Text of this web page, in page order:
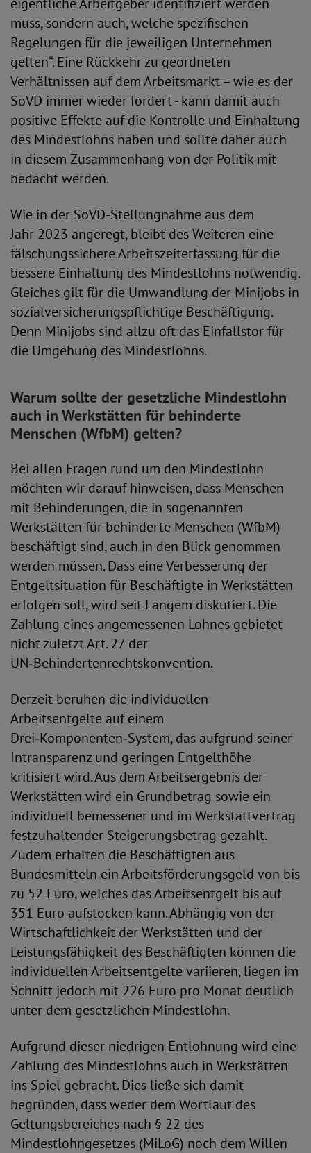
muss, sondern auch, welche spezifischen
Regelungen für die jeweiligen Unternehmen
gelten“. Eine Rückkehr zu geordneten
Verhältnissen auf dem Arbeitsmarkt – wie es der
SoVD immer wieder fordert - kann damit auch
positive Effekte auf die Kontrolle und Einhaltung
des Mindestlohns haben und sollte daher auch
in diesem Zusammenhang von der Politik mit
bedacht werden.
Wie in der SoVD-Stellungnahme aus dem
Jahr 2023 angeregt, bleibt des Weiteren eine
fälschungssichere Arbeitszeiterfassung für die
bessere Einhaltung des Mindestlohns notwendig.
Gleiches gilt für die Umwandlung der Minijobs in
sozialversicherungspflichtige Beschäftigung.
Denn Minijobs sind allzu oft das Einfallstor für
die Umgehung des Mindestlohns.
Warum sollte der gesetzliche Mindestlohn
auch in Werkstätten für behinderte
Menschen (WfbM) gelten?
Bei allen Fragen rund um den Mindestlohn
möchten wir darauf hinweisen, dass Menschen
mit Behinderungen, die in sogenannten
Werkstätten für behinderte Menschen (WfbM)
beschäftigt sind, auch in den Blick genommen
werden müssen. Dass eine Verbesserung der
Entgeltsituation für Beschäftigte in Werkstätten
erfolgen soll, wird seit Langem diskutiert. Die
Zahlung eines angemessenen Lohnes gebietet
nicht zuletzt Art. 27 der
UN‑Behindertenrechtskonvention.
Derzeit beruhen die individuellen
Arbeitsentgelte auf einem
Drei‑Komponenten‑System, das aufgrund seiner
Intransparenz und geringen Entgelthöhe
kritisiert wird. Aus dem Arbeitsergebnis der
Werkstätten wird ein Grundbetrag sowie ein
individuell bemessener und im Werkstattvertrag
festzuhaltender Steigerungsbetrag gezahlt.
Zudem erhalten die Beschäftigten aus
Bundesmitteln ein Arbeitsförderungsgeld von bis
zu 52 Euro, welches das Arbeitsentgelt bis auf
351 Euro aufstocken kann. Abhängig von der
Wirtschaftlichkeit der Werkstätten und der
Leistungsfähigkeit des Beschäftigten können die
individuellen Arbeitsentgelte variieren, liegen im
Schnitt jedoch mit 226 Euro pro Monat deutlich
unter dem gesetzlichen Mindestlohn.
Aufgrund dieser niedrigen Entlohnung wird eine
Zahlung des Mindestlohns auch in Werkstätten
ins Spiel gebracht. Dies ließe sich damit
begründen, dass weder dem Wortlaut des
Geltungsbereiches nach § 22 des
Mindestlohngesetzes (MiLoG) noch dem Willen